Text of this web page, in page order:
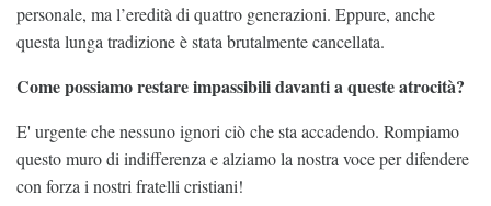
personale, ma l’eredità di quattro generazioni. Eppure, anche
questa lunga tradizione è stata brutalmente cancellata.
Come possiamo restare impassibili davanti a queste atrocità?
E' urgente che nessuno ignori ciò che sta accadendo. Rompiamo
questo muro di indifferenza e alziamo la nostra voce per difendere
con forza i nostri fratelli cristiani!